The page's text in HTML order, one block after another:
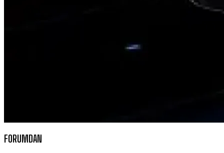
FORUMDAN